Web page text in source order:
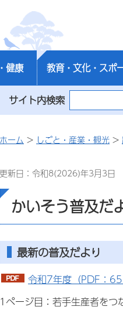
健康 教育・文化・スポ
サイト内検索
ホーム > しごと・産業・観光 >
更新日：令和8(2026)年3月3日
かいそう普及だ
最新の普及だより
令和7年度（PDF：
1ページ目：若手生産者をつ